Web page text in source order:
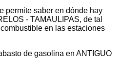
permite saber en dónde hay
- TAMAULIPAS, de tal
en las estaciones
de gasolina en ANTIGUO